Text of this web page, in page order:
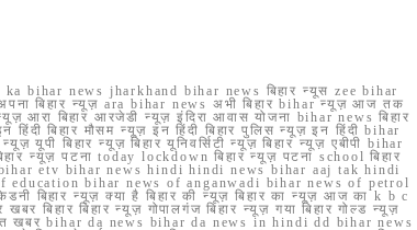
news jharkhand bihar news बिहार न्यूस zee bihar
बिहार न्यूज़ ara bihar news अभी बिहार bihar न्यूज़ आज तक
आरा बिहार आरजेडी न्यूज़ इंदिरा आवास योजना bihar news बिहार
बिहार मौसम न्यूज़ इन हिंदी बिहार पुलिस न्यूज़ इन हिंदी bihar
यूपी बिहार न्यूज़ बिहार यूनिवर्सिटी न्यूज़ बिहार न्यूज़ एबीपी bihar
न्यूज़ पटना today lockdown बिहार न्यूज़ पटना school बिहार
/bihar etv bihar news hindi hindi news bihar aaj tak hindi
education bihar news of anganwadi bihar news of petrol
बिहार न्यूज़ क्या है बिहार की न्यूज़ बिहार का न्यूज़ आज का k b c
बिहार बिहार न्यूज़ गोपालगंज बिहार न्यूज़ गया बिहार गोल्ड न्यूज़
खबर bihar da news bihar da news in hindi dd bihar news